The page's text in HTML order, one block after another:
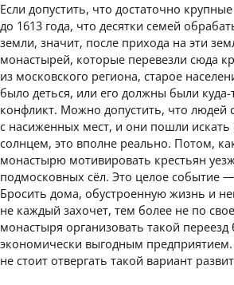
Если допустить, что достаточно
до 1613 года, что десятки семей
земли, значит, после прихода на эти
монастырей, которые перевезли сюда
из московского региона, старое
было деться, или его должны были куда-
конфликт. Можно допустить, что людей
с насиженных мест, и они пошли искать
солнцем, это вполне реально. Потом,
монастырю мотивировать крестьян
подмосковных сёл. Это целое событие
Бросить дома, обустроенную жизнь и
не каждый захочет, тем более не по
монастыря организовать такой
экономически выгодным
не стоит отвергать такой вариант